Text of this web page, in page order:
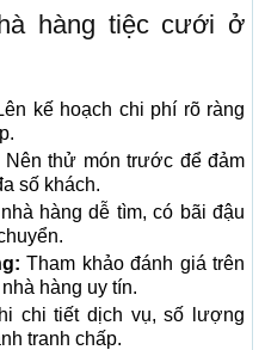
hàng tiệc cưới ở
kế hoạch chi phí rõ ràng
Nên thử món trước để đảm
số khách.
hàng dễ tìm, có bãi đậu
Tham khảo đánh giá trên
hàng uy tín.
chi tiết dịch vụ, số lượng
tranh chấp.